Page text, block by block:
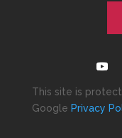
This site is
Google Privacy